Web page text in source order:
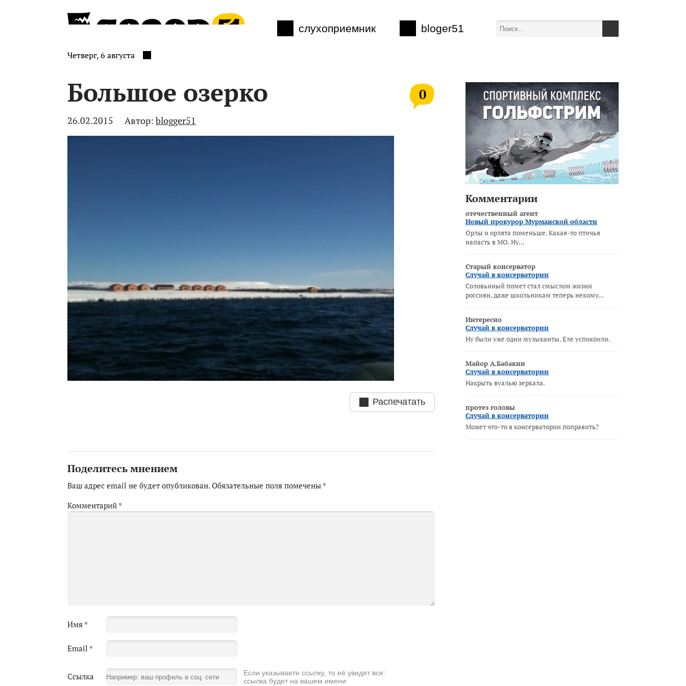
слухоприемник bloger51
Четверг, 6 августа
Большое озерко 0
26.02.2015 Автор: blogger51
Распечатать
Поделитесь мнением
Ваш адрес email не будет опубликован. Обязательные поля помечены *
Комментарий *
Имя *
Email *
Ссылка
Если указываете ссылку, то её увидят все:
ссылка будет на вашем имени
Комментарии
отечественный агент
Новый прокурор Мурманской области
Орлы и орлята поменьше. Какая-то птичья
напасть в МО. Ну…
Старый консерватор
Случай в консерватории
Соловьиный помет стал смыслом жизни
россиян, даже школьникам теперь некому…
Интересно
Случай в консерватории
Ну были уже одни музыканты. Еле успокоили.
Майор А.Бабакин
Случай в консерватории
Накрыть вуалью зеркала.
протез головы
Случай в консерватории
Может что-то в консерватории поправить?